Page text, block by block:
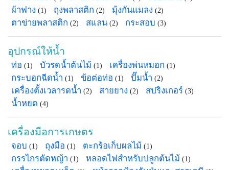
ผ้าฟาง (1) ถุงพลาสติก (2) มุ้งกันแมลง (2)
ตาข่ายพลาสติก (2) สแลน (2) กระสอบ (3)
อุปกรณ์ให้น้ำ
ท่อ (1) บัวรดน้ำต้นไม้ (1) เครื่องพ่นหมอก (1)
กระบอกฉีดน้ำ (1) ข้อต่อท่อ (1) ปั๊มน้ำ (2)
เครื่องตั้งเวลารดน้ำ (2) สายยาง (2) สปริงเกอร์ (3)
น้ำหยด (4)
เครื่องมือการเกษตร
จอบ (1) ถุงมือ (1) ตะกร้อเก็บผลไม้ (1)
กรรไกรตัดหญ้า (1) หลอดไฟสำหรับปลูกต้นไม้ (1)